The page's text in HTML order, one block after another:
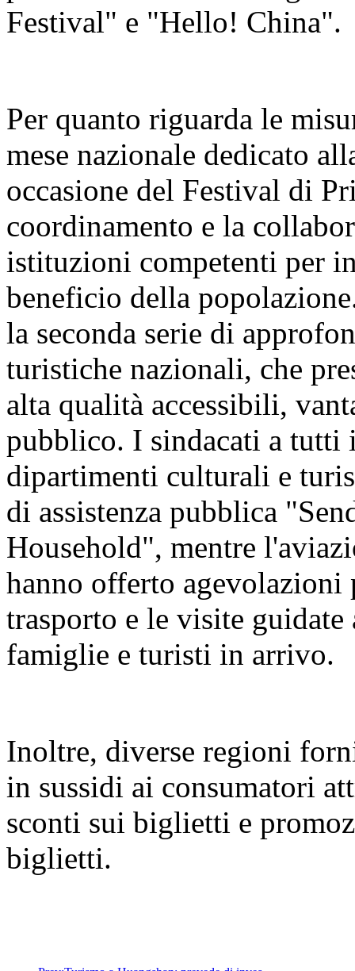
Festival" e "Hello! China".
Per quanto riguarda le
mese nazionale dedicato
occasione del Festival di
coordinamento e la
istituzioni competenti per
beneficio della
la seconda serie di
turistiche nazionali, che
alta qualità accessibili,
pubblico. I sindacati a
dipartimenti culturali e
di assistenza pubblica
Household", mentre
hanno offerto
trasporto e le visite
famiglie e turisti in arrivo.
Inoltre, diverse regioni
in sussidi ai consumatori
sconti sui biglietti e
biglietti.